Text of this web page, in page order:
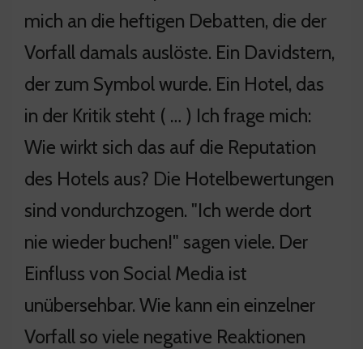
mich an die heftigen Debatten, die der
Vorfall damals auslöste. Ein Davidstern,
der zum Symbol wurde. Ein Hotel, das
in der Kritik steht ( … ) Ich frage mich:
Wie wirkt sich das auf die Reputation
des Hotels aus? Die Hotelbewertungen
sind vondurchzogen. "Ich werde dort
nie wieder buchen!" sagen viele. Der
Einfluss von Social Media ist
unübersehbar. Wie kann ein einzelner
Vorfall so viele negative Reaktionen